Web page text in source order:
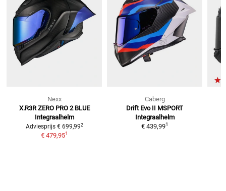
Nexx
X.R3R ZERO PRO 2 BLUE
Integraalhelm
Adviesprijs € 699,992
€ 479,951
Caberg
Drift Evo II MSPORT
Integraalhelm
€ 439,991